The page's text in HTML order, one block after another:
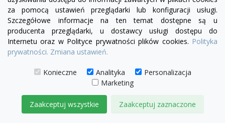
visibility
zielony
czerwonyczekoladowy
miętowy
błękitny
turkusowy
Sofa Chesterfield March Z Pojemnikiem 3 os.
4 510,00 zł
za pomocą ustawień przeglądarki lub konfiguracji usługi.
Szczegółowe informacje na ten temat dostępne są u
producenta przeglądarki, u dostawcy usługi dostępu do
Internetu oraz w Polityce prywatności plików cookies. Polityka
prywatności. Zmiana ustawień.
Konieczne Analityka
Personalizacja
Marketing
Zaakceptuj wszystkie Zaakceptuj zaznaczone